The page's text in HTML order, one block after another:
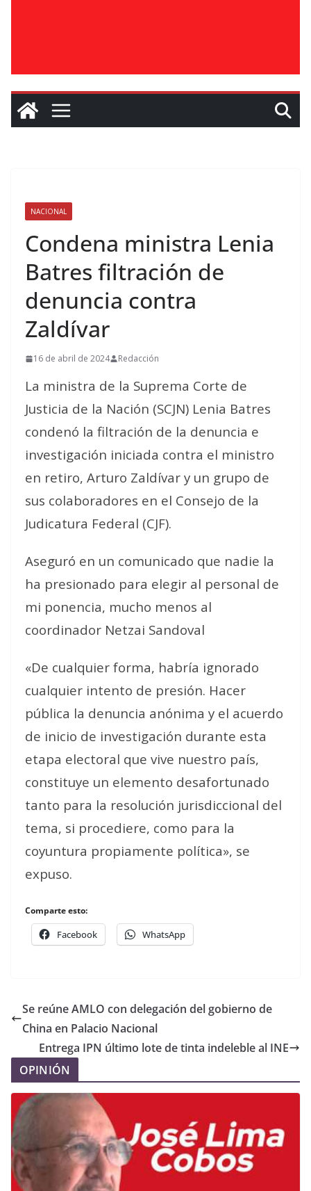
NACIONAL
Condena ministra Lenia
Batres filtración de
denuncia contra
Zaldívar
16 de abril de 2024 Redacción
La ministra de la Suprema Corte de
Justicia de la Nación (SCJN) Lenia Batres
condenó la filtración de la denuncia e
investigación iniciada contra el ministro
en retiro, Arturo Zaldívar y un grupo de
sus colaboradores en el Consejo de la
Judicatura Federal (CJF).
Aseguró en un comunicado que nadie la
ha presionado para elegir al personal de
mi ponencia, mucho menos al
coordinador Netzai Sandoval
«De cualquier forma, habría ignorado
cualquier intento de presión. Hacer
pública la denuncia anónima y el acuerdo
de inicio de investigación durante esta
etapa electoral que vive nuestro país,
constituye un elemento desafortunado
tanto para la resolución jurisdiccional del
tema, si procediere, como para la
coyuntura propiamente política», se
expuso.
Comparte esto:
Facebook WhatsApp
Se reúne AMLO con delegación del gobierno de
China en Palacio Nacional
Entrega IPN último lote de tinta indeleble al INE
OPINIÓN